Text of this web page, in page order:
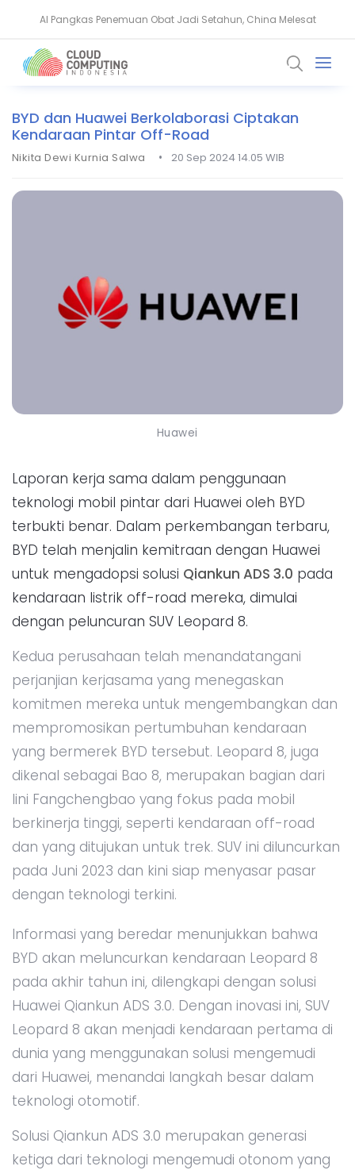
AI Pangkas Penemuan Obat Jadi Setahun, China Melesat
BeyondTrust Ungkap Bahaya Privileged Access bagi Perusahaan
BYD dan Huawei Berkolaborasi Ciptakan
Kendaraan Pintar Off-Road
Nikita Dewi Kurnia Salwa • 20 Sep 2024 14.05 WIB
Huawei
Laporan kerja sama dalam penggunaan
teknologi mobil pintar dari Huawei oleh BYD
terbukti benar. Dalam perkembangan terbaru,
BYD telah menjalin kemitraan dengan Huawei
untuk mengadopsi solusi Qiankun ADS 3.0 pada
kendaraan listrik off-road mereka, dimulai
dengan peluncuran SUV Leopard 8.
Kedua perusahaan telah menandatangani
perjanjian kerjasama yang menegaskan
komitmen mereka untuk mengembangkan dan
mempromosikan pertumbuhan kendaraan
yang bermerek BYD tersebut. Leopard 8, juga
dikenal sebagai Bao 8, merupakan bagian dari
lini Fangchengbao yang fokus pada mobil
berkinerja tinggi, seperti kendaraan off-road
dan yang ditujukan untuk trek. SUV ini diluncurkan
pada Juni 2023 dan kini siap menyasar pasar
dengan teknologi terkini.
Informasi yang beredar menunjukkan bahwa
BYD akan meluncurkan kendaraan Leopard 8
pada akhir tahun ini, dilengkapi dengan solusi
Huawei Qiankun ADS 3.0. Dengan inovasi ini, SUV
Leopard 8 akan menjadi kendaraan pertama di
dunia yang menggunakan solusi mengemudi
dari Huawei, menandai langkah besar dalam
teknologi otomotif.
Solusi Qiankun ADS 3.0 merupakan generasi
ketiga dari teknologi mengemudi otonom yang